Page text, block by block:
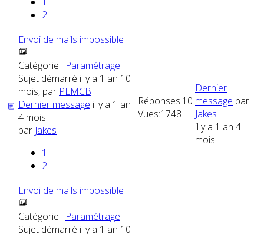
2
Envoi de mails impossible
Catégorie : Paramétrage
Sujet démarré il y a 1 an 10
mois, par PLMCB
Dernier message il y a 1 an
4 mois
par Jakes
1
2
Réponses:10
Vues:1748
Dernier
message par
Jakes
il y a 1 an 4
mois
Envoi de mails impossible
Catégorie : Paramétrage
Sujet démarré il y a 1 an 10